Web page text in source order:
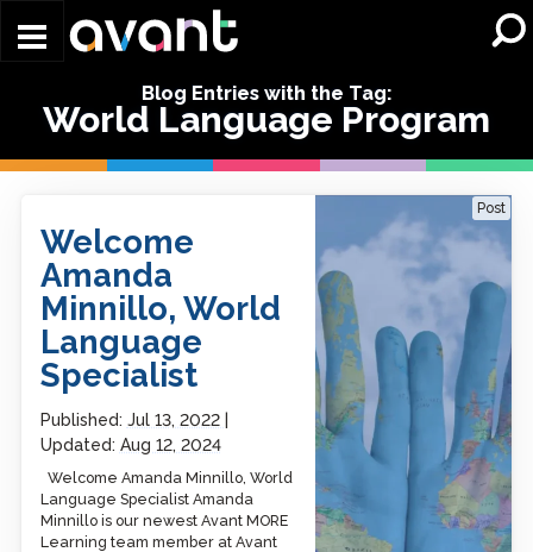
Blog Entries with the Tag:
World Language Program
Post
Welcome
Amanda
Minnillo, World
Language
Specialist
Published: Jul 13, 2022
Updated: Aug 12, 2024
Welcome Amanda Minnillo, World
Language Specialist Amanda
Minnillo is our newest Avant MORE
Learning team member at Avant
Specialist